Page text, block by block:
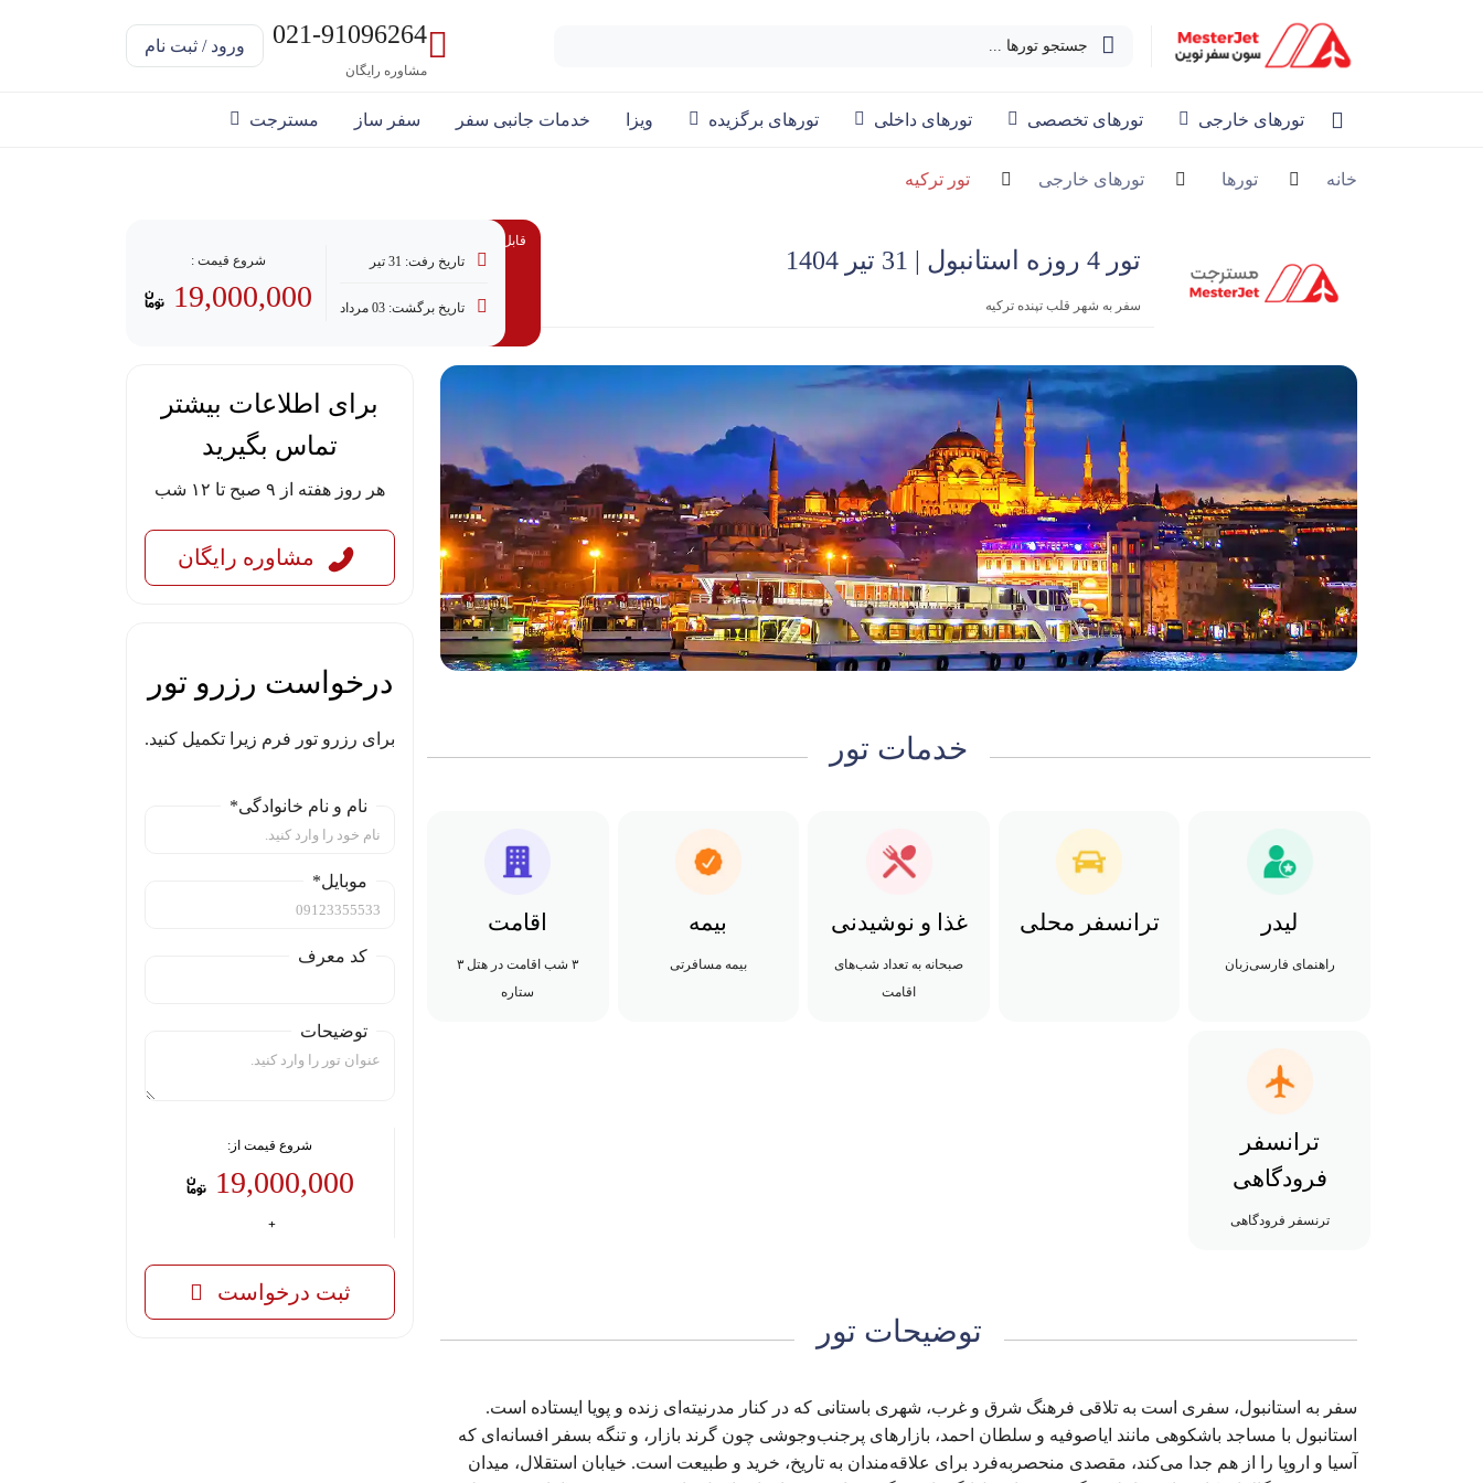
جستجو تورها ... 021-91096264
مشاوره رایگان
ورود / ثبت نام
تورهای خارجی تورهای تخصصی تورهای داخلی تورهای برگزیده ویزا خدمات جانبی سفر سفر ساز مسترجت
خانه تورها تورهای خارجی تور ترکیه
تور 4 روزه استانبول | 31 تیر 1404
سفر به شهر قلب تپنده ترکیه
قابل پرداخت با وام
تاریخ رفت: 31 تیر
تاریخ برگشت: 03 مرداد
شروع قیمت :
19,000,000
خدمات تور
لیدر
راهنمای فارسی‌زبان
ترانسفر محلی غذا و نوشیدنی
صبحانه به تعداد شب‌های
اقامت
بیمه
بیمه مسافرتی
اقامت
۳ شب اقامت در هتل ۳
ستاره
ترانسفر
فرودگاهی
ترنسفر فرودگاهی
توضیحات تور
سفر به استانبول، سفری است به تلاقی فرهنگ شرق و غرب، شهری باستانی که در کنار مدرنیته‌ای زنده و پویا ایستاده است.
استانبول با مساجد باشکوهی مانند ایاصوفیه و سلطان احمد، بازارهای پرجنب‌وجوشی چون گرند بازار، و تنگه بسفر افسانه‌ای که
آسیا و اروپا را از هم جدا می‌کند، مقصدی منحصربه‌فرد برای علاقه‌مندان به تاریخ، خرید و طبیعت است. خیابان استقلال، میدان
برای اطلاعات بیشتر
تماس بگیرید
هر روز هفته از ۹ صبح تا ۱۲ شب
مشاوره رایگان
درخواست رزرو تور
برای رزرو تور فرم زیرا تکمیل کنید.
نام و نام خانوادگی*
موبایل*
کد معرف
توضیحات
شروع قیمت از:
19,000,000
ثبت درخواست